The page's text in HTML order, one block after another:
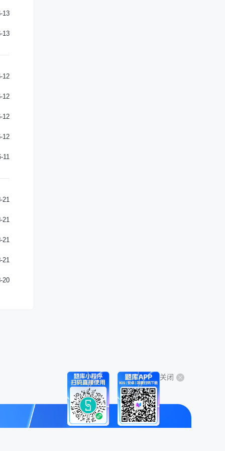
13
13
12
12
12
12
11
21
21
21
21
20
关闭